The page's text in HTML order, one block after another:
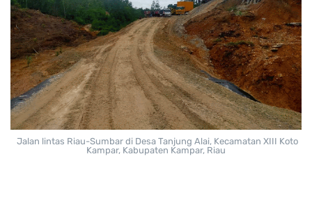
Jalan lintas Riau-Sumbar di Desa Tanjung Alai, Kecamatan XIII Koto
Kampar, Kabupaten Kampar, Riau